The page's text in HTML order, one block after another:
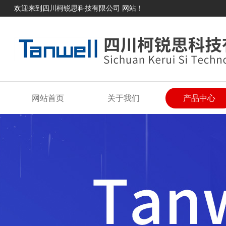
欢迎来到四川柯锐思科技有限公司 网站！
网站首页 关于我们 产品中心